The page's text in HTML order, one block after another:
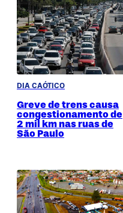
DIA CAÓTICO
Greve de trens causa
congestionamento de
2 mil km nas ruas de
São Paulo